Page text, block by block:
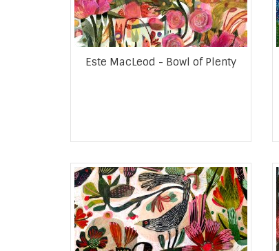
Este MacLeod - Bowl of Plenty